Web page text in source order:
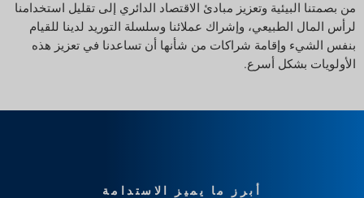
من بصمتنا البيئية وتعزيز مبادئ الاقتصاد الدائري إلى تقليل استخدامنا
لرأس المال الطبيعي، وإشراك عملائنا وسلسلة التوريد لدينا للقيام
بنفس الشيء وإقامة شراكات من شأنها أن تساعدنا في تعزيز هذه
الأولويات بشكل أسرع.
أبرز ما يميز الاستدامة